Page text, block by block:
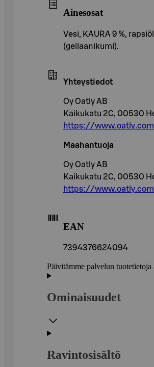
Ainesosat
Vesi, KAURA 9 %,
(gellaanikumi).
Yhteystiedot
Oy Oatly AB
Kaikukatu 2C, 00530
https://www.oatly.com
Maahantuoja
Oy Oatly AB
Kaikukatu 2C, 00530
https://www.oatly.com
EAN
7394376624094
Päivitämme palvelun
Ominaisuudet
Ravintosisältö